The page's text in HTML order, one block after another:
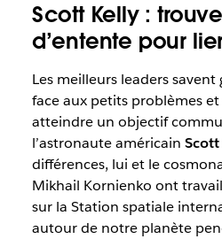
Scott Kelly :
d’entente pour
Les meilleurs leaders
face aux petits problèmes
atteindre un objectif
l’astronaute américain
différences, lui et le
Mikhail Kornienko ont
sur la Station spatiale
autour de notre planète